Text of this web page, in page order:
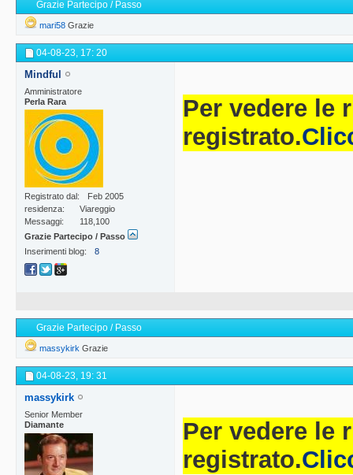
Grazie Partecipo / Passo
mari58 Grazie
04-08-23, 17: 20
Mindful
Amministratore
Perla Rara
Registrato dal
Feb 2005
residenza
Viareggio
Messaggi
118,100
Grazie Partecipo / Passo
Inserimenti blog
8
Per vedere le
registrato.
Grazie Partecipo / Passo
massykirk Grazie
04-08-23, 19: 31
massykirk
Senior Member
Diamante
Per vedere le
registrato.